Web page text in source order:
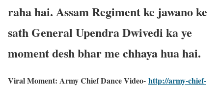
raha hai. Assam Regiment ke jawano ke
sath General Upendra Dwivedi ka ye
moment desh bhar me chhaya hua hai.
Viral Moment: Army Chief Dance Video- http://army-chief-